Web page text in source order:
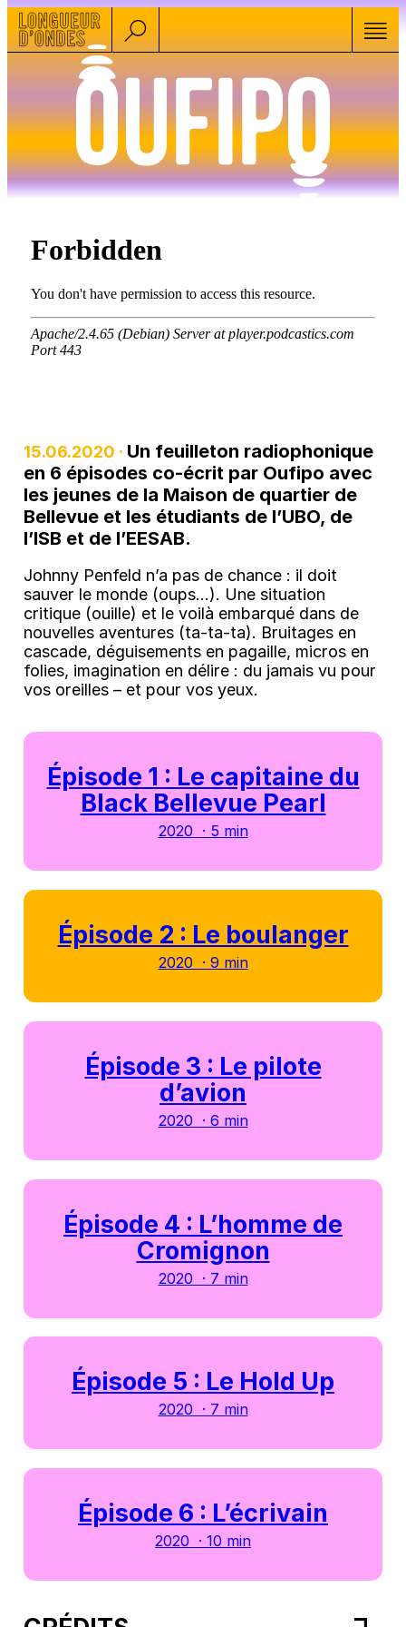
15.06.2020 · Un feuilleton radiophonique
en 6 épisodes co-écrit par Oufipo avec
les jeunes de la Maison de quartier de
Bellevue et les étudiants de l’UBO, de
l’ISB et de l’EESAB.
Johnny Penfeld n’a pas de chance : il doit
sauver le monde (oups…). Une situation
critique (ouille) et le voilà embarqué dans de
nouvelles aventures (ta-ta-ta). Bruitages en
cascade, déguisements en pagaille, micros en
folies, imagination en délire : du jamais vu pour
vos oreilles – et pour vos yeux.
Épisode 1 : Le capitaine du
Black Bellevue Pearl
2020 · 5 min
Épisode 2 : Le boulanger
2020 · 9 min
Épisode 3 : Le pilote
d’avion
2020 · 6 min
Épisode 4 : L’homme de
Cromignon
2020 · 7 min
Épisode 5 : Le Hold Up
2020 · 7 min
Épisode 6 : L’écrivain
2020 · 10 min